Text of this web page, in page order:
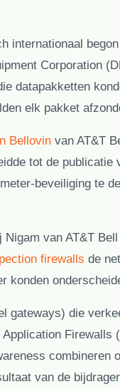
internationaal
Corporation
datapakketten
elk pakket
Bellovin van AT&T
tot de publicatie
beveiliging te
van AT&T
firewalls de
gateways) die
Application Firewalls
combineren
van de